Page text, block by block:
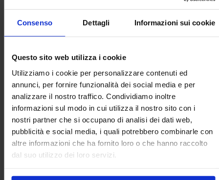
Consenso Dettagli Informazioni sui cookie
Questo sito web utilizza i cookie
Utilizziamo i cookie per personalizzare contenuti ed
annunci, per fornire funzionalità dei social media e per
analizzare il nostro traffico. Condividiamo inoltre
informazioni sul modo in cui utilizza il nostro sito con i
nostri partner che si occupano di analisi dei dati web,
pubblicità e social media, i quali potrebbero combinarle con
altre informazioni che ha fornito loro o che hanno raccolto
dal suo utilizzo dei loro servizi.
musicali per raccontare il valore di questi giganti verdi,
simboli di storia, biodiversità e connessione tra natura e
comunità.
Un’occasione per riscoprire il paesaggio attraverso i suoi
guardiani più longevi
Per informazioni contattare: